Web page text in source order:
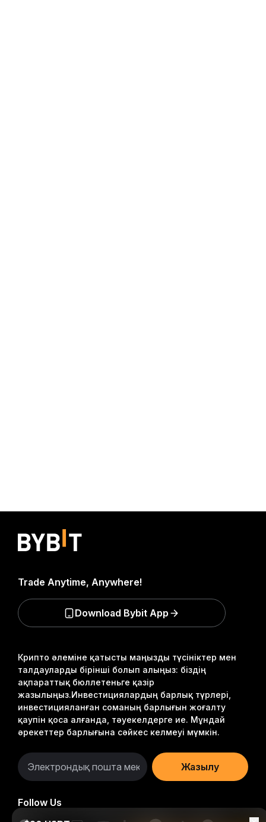
Крипто әлеміне қатысты маңызды түсініктер мен
талдауларды бірінші болып алыңыз: біздің
ақпараттық бюллетеньге қазір
жазылыңыз.Инвестициялардың барлық түрлері,
инвестицияланған соманың барлығын жоғалту
қаупін қоса алғанда, тәуекелдерге ие. Мұндай
әрекеттер барлығына сәйкес келмеуі мүмкін.
Жазылу
Follow Us
Trade Anytime, Anywhere!
Download Bybit App